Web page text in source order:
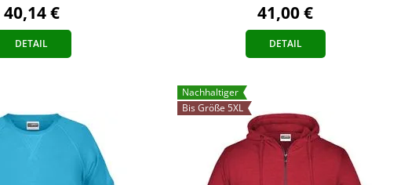
40,14 €
DETAIL
41,00 €
DETAIL
Nachhaltiger
Bis Größe 5XL